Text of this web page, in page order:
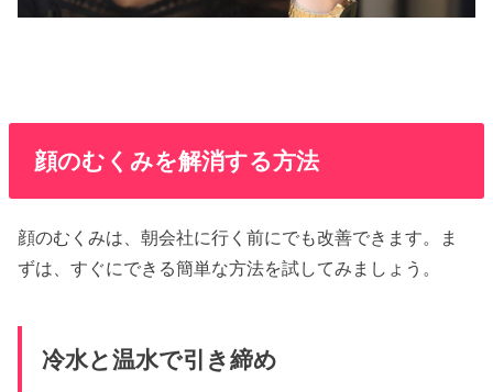
顔のむくみを解消する方法
顔のむくみは、朝会社に行く前にでも改善できます。ま
ずは、すぐにできる簡単な方法を試してみましょう。
冷水と温水で引き締め